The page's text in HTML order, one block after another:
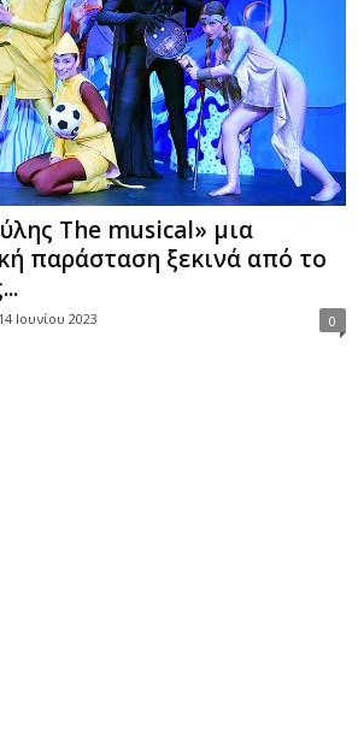
The musical» μια
παράσταση ξεκινά από το
14 Ιουνίου 2023 0